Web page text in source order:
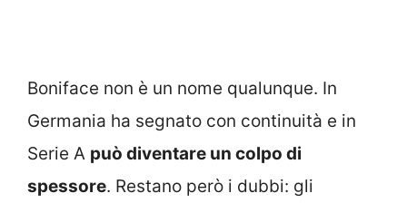
Boniface non è un nome qualunque. In
Germania ha segnato con continuità e in
Serie A può diventare un colpo di
spessore. Restano però i dubbi: gli